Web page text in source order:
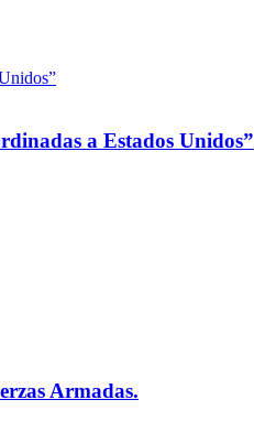
a Estados Unidos”
Armadas.